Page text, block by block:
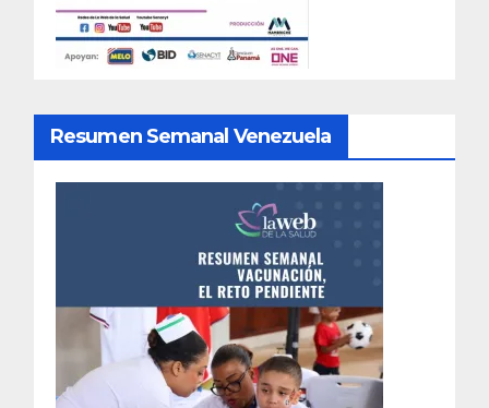
Resumen Semanal Venezuela